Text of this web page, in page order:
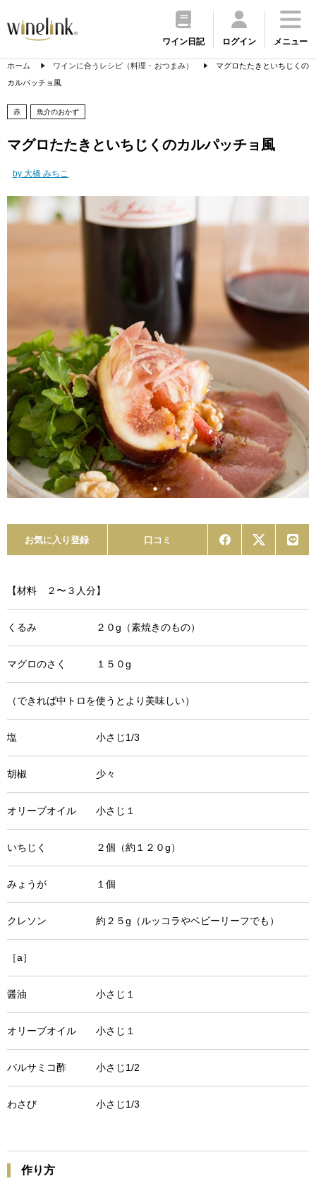
ワイン日記 ログイン メニュー
ホーム ワインに合うレシピ（料理・おつまみ）
マグロたたきといちじくの
カルパッチョ風
赤 魚介のおかず
マグロたたきといちじくのカルパッチョ風
by 大橋 みちこ
お気に入り登録 口コミ
【材料 ２〜３人分】
くるみ ２０g（素焼きのもの）
マグロのさく １５０g
（できれば中トロを使うとより美味しい）
塩 小さじ1/3
胡椒 少々
オリーブオイル 小さじ１
いちじく ２個（約１２０g）
みょうが １個
クレソン 約２５g（ルッコラやベビーリーフでも）
［a］
醤油 小さじ１
オリーブオイル 小さじ１
バルサミコ酢 小さじ1/2
わさび 小さじ1/3
作り方